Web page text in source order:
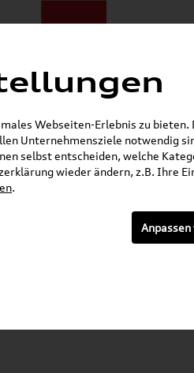
Gerade geöffnet
Webseiten-Erlebnis zu bieten.
Unternehmensziele notwendig
selbst entscheiden, welche
wieder ändern, z.B. Ihre
.
Anpassen